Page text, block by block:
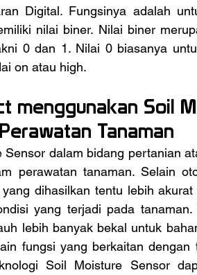
nilai biner. Nilai biner
0 dan 1. Nilai 0 biasanya
on atau high.
menggunakan Soil
Tanaman
perawatan tanaman. Selain
dihasilkan tentu lebih
yang terjadi pada
lebih banyak bekal untuk
fungsi yang berkaitan dengan
Soil Moisture Sensor